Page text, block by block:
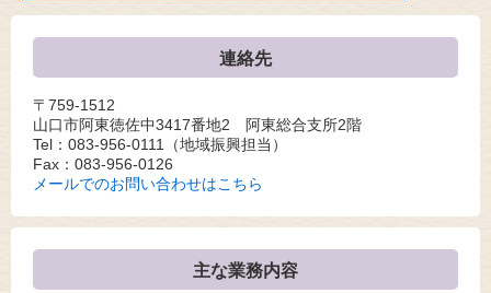
連絡先
〒759-1512
山口市阿東徳佐中3417番地2 阿東総合支所2階
Tel：083-956-0111
（地域振興担当）
Fax：083-956-0126
メールでのお問い合わせはこちら
主な業務内容